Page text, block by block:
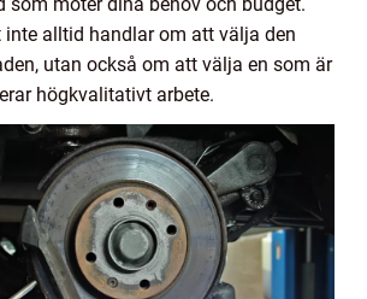
inte alltid handlar om att välja den
utan också om att välja en som är
högkvalitativt arbete.